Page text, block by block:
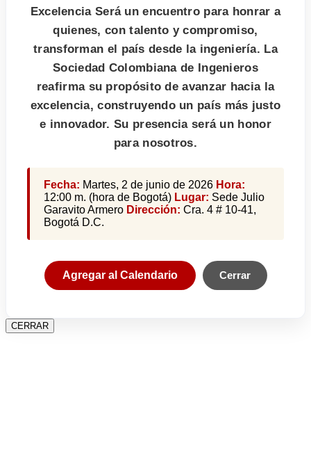
Excelencia Será un encuentro para honrar a
quienes, con talento y compromiso,
transforman el país desde la ingeniería. La
Sociedad Colombiana de Ingenieros
reafirma su propósito de avanzar hacia la
excelencia, construyendo un país más justo
e innovador. Su presencia será un honor
para nosotros.
Fecha: Martes, 2 de junio de 2026 Hora:
12:00 m. (hora de Bogotá) Lugar: Sede Julio
Garavito Armero Dirección: Cra. 4 # 10-41,
Bogotá D.C.
Agregar al Calendario Cerrar
CERRAR